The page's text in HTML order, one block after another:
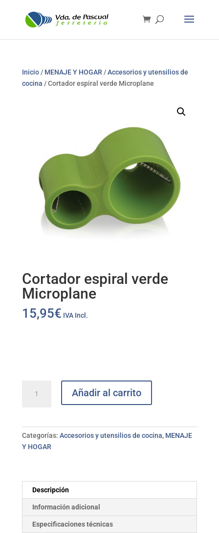
Inicio/ MENAJE Y HOGAR /Accesorios y utensilios de
cocina / Cortador espiral verde Microplane
Cortador espiral verde
Microplane
15,95€ IVA Incl.
espiral
cantidad
Añadir al carrito
Categorías: Accesorios y utensilios de cocina, MENAJE
Y HOGAR
Descripción
Información adicional
Especificaciones técnicas